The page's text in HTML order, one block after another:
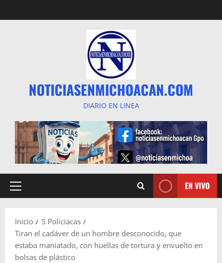
al
NOTICIASENMICHOACAN.COM
DIARIO EN LINEA
Menú
EN VIVO
Inicio
S Policiacas
Tiran el cadáver de un hombre desconocido, que
estaba maniatado, con huellas de tortura y envuelto en
bolsas de plástico